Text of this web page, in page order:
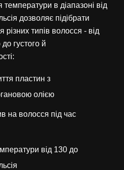
в діапазоні від
дозволяє підібрати
типів волосся - від
густого й
пластин з
олією
на волосся під час
від 130 до